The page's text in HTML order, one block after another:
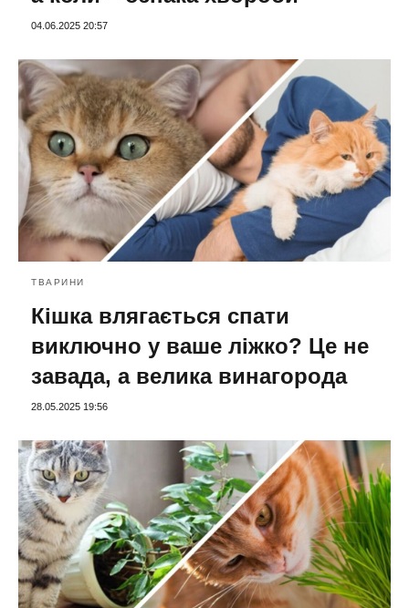
04.06.2025 20:57
ТВАРИНИ
Кішка влягається спати
виключно у ваше ліжко? Це не
завада, а велика винагорода
28.05.2025 19:56